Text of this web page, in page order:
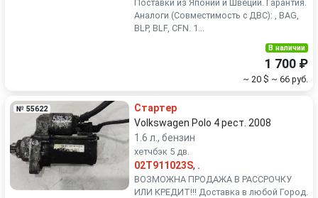
Поставки из Японии и Швеции. Гарантия.
Аналоги (Совместимость с ДВС): , BAG,
BLP, BLF, CFN. 1...
В наличии
1 700 ₽
~ 20 $ ~ 66 руб.
№ 55622
Стартер
Volkswagen Polo 4 рест. 2008
1.6 л., бензин
хетчбэк 5 дв.
02T911023S, .
ВОЗМОЖНА ПРОДАЖА В РАССРОЧКУ
ИЛИ КРЕДИТ!!! Доставка в любой Город.